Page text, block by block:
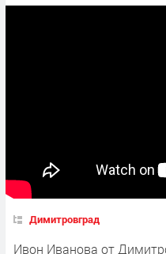
Димитровград
Ивон Иванова от